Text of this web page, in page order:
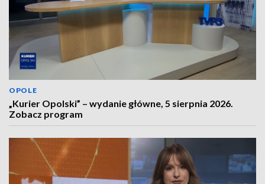
OPOLE
„Kurier Opolski” – wydanie główne, 5 sierpnia 2026.
Zobacz program